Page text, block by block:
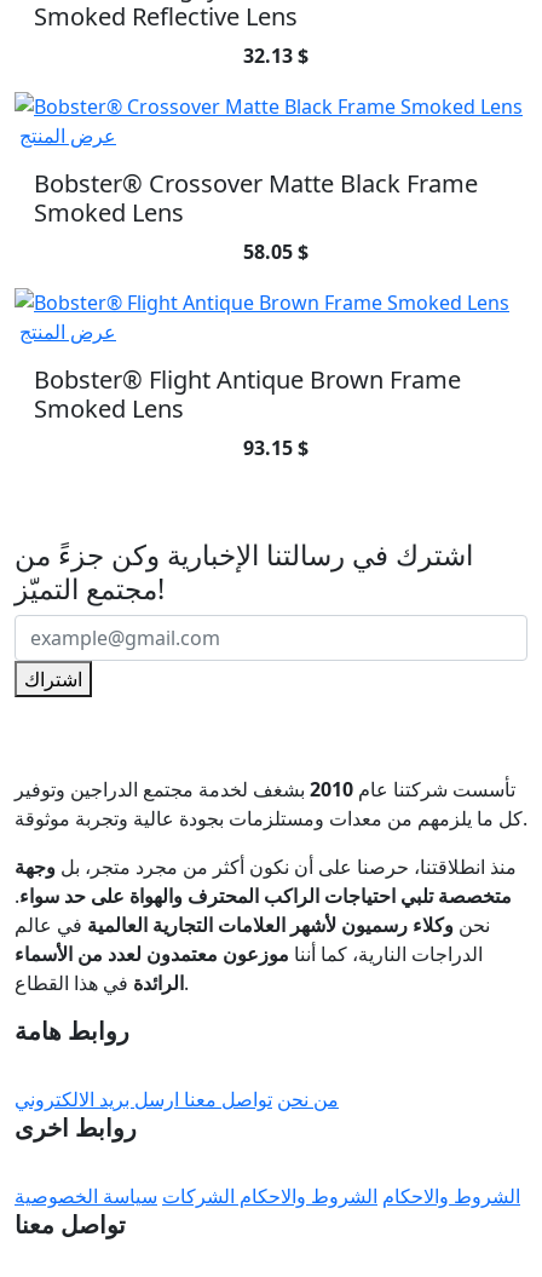
Smoked Reflective Lens
32.13 $
عرض المنتج
Bobster® Crossover Matte Black Frame
Smoked Lens
58.05 $
عرض المنتج
Bobster® Flight Antique Brown Frame
Smoked Lens
93.15 $
اشترك في رسالتنا الإخبارية وكن جزءً من
مجتمع التميّز!
اشتراك
تأسست شركتنا عام 2010 بشغف لخدمة مجتمع الدراجين وتوفير
كل ما يلزمهم من معدات ومستلزمات بجودة عالية وتجربة موثوقة.
منذ انطلاقتنا، حرصنا على أن نكون أكثر من مجرد متجر، بل وجهة
متخصصة تلبي احتياجات الراكب المحترف والهواة على حد سواء.
نحن وكلاء رسميون لأشهر العلامات التجارية العالمية في عالم
الدراجات النارية، كما أننا موزعون معتمدون لعدد من الأسماء
الرائدةفي هذا القطاع.
روابط هامة
من نحن تواصل معنا ارسل بريد الالكتروني
روابط اخرى
الشروط والاحكام الشروط والاحكام الشركات سياسة الخصوصية
تواصل معنا